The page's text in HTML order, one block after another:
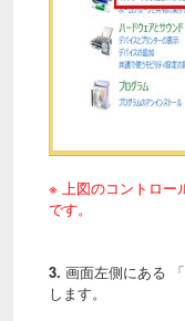
※ 上図のコントロー
です。
3. 画面左側にある 「
します。